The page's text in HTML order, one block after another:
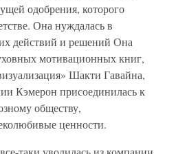
одобрения, которого
Она нуждалась в
действий и решений Она
мотивационных книг,
Шакти Гавайна,
Кэмерон присоединилась к
обществу,
ценности.